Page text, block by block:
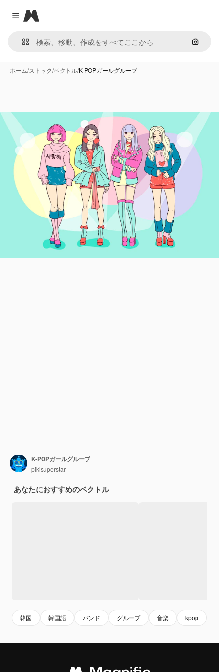
Close menu
Magnific
画像で
ホーム/ストック/ベクトル/K-POPガールグループ
K-POPガールグループ
pikisuperstar
あなたにおすすめのベクトル
韓国 韓国語 バンド グループ 音楽 kpop